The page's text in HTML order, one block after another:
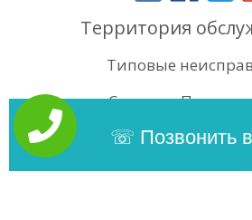
Территория
Типовые
Статьи
Поиск по
Позвонить